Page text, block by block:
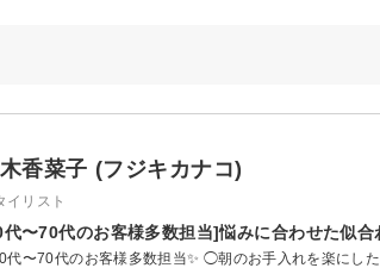
香菜子 (フジキカナコ)
イリスト
〜70代のお客様多数担当]悩みに合わせた似合
代〜70代のお客様多数担当✨ ◯朝のお手入れを楽に